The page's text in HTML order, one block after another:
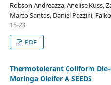
Robson Andreazza, Anelise Kuss,
Marco Santos, Daniel Pazzini,
15-23
PDF
Thermotolerant Coliform
Moringa Oleifer A SEEDS